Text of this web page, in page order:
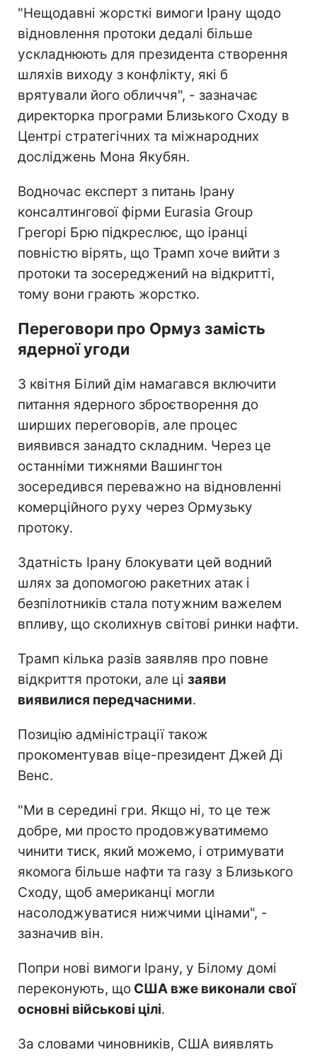
"Нещодавні жорсткі вимоги Ірану щодо
відновлення протоки дедалі більше
ускладнюють для президента створення
шляхів виходу з конфлікту, які б
врятували його обличчя", - зазначає
директорка програми Близького Сходу в
Центрі стратегічних та міжнародних
досліджень Мона Якубян.
Водночас експерт з питань Ірану
консалтингової фірми Eurasia Group
Грегорі Брю підкреслює, що іранці
повністю вірять, що Трамп хоче вийти з
протоки та зосереджений на відкритті,
тому вони грають жорстко.
Переговори про Ормуз замість
ядерної угоди
З квітня Білий дім намагався включити
питання ядерного зброєтворення до
ширших переговорів, але процес
виявився занадто складним. Через це
останніми тижнями Вашингтон
зосередився переважно на відновленні
комерційного руху через Ормузьку
протоку.
Здатність Ірану блокувати цей водний
шлях за допомогою ракетних атак і
безпілотників стала потужним важелем
впливу, що сколихнув світові ринки нафти.
Трамп кілька разів заявляв про повне
відкриття протоки, але ці заяви
виявилися передчасними.
Позицію адміністрації також
прокоментував віце-президент Джей Ді
Венс.
"Ми в середині гри. Якщо ні, то це теж
добре, ми просто продовжуватимемо
чинити тиск, який можемо, і отримувати
якомога більше нафти та газу з Близького
Сходу, щоб американці могли
насолоджуватися нижчими цінами", -
зазначив він.
Попри нові вимоги Ірану, у Білому домі
переконують, що США вже виконали свої
основні військові цілі.
За словами чиновників, США виявлять